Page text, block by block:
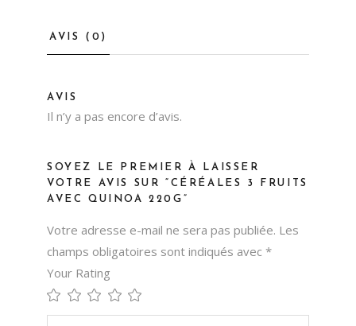
AVIS (0)
AVIS
Il n’y a pas encore d’avis.
SOYEZ LE PREMIER À LAISSER
VOTRE AVIS SUR “CÉRÉALES 3 FRUITS
AVEC QUINOA 220G”
Votre adresse e-mail ne sera pas publiée. Les
champs obligatoires sont indiqués avec *
Your Rating